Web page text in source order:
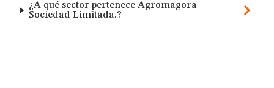
¿A qué sector pertenece Agromagora
Sociedad Limitada.?